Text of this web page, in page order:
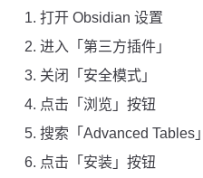
打开 Obsidian 设置
进入「第三方插件」
关闭「安全模式」
点击「浏览」按钮
搜索「Advanced Tables」
点击「安装」按钮